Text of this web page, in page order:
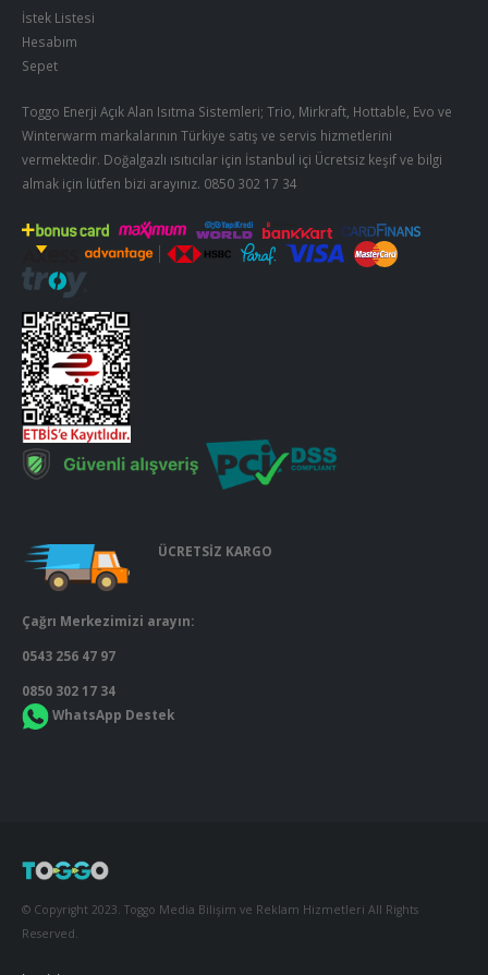
İstek Listesi
Hesabım
Sepet
Toggo Enerji Açık Alan Isıtma Sistemleri; Trio, Mirkraft, Hottable, Evo ve
Winterwarm markalarının Türkiye satış ve servis hizmetlerini
vermektedir. Doğalgazlı ısıtıcılar için İstanbul içi Ücretsiz keşif ve bilgi
almak için lütfen bizi arayınız. 0850 302 17 34
ÜCRETSİZ KARGO
Çağrı Merkezimizi arayın:
0543 256 47 97
0850 302 17 34
WhatsApp Destek
© Copyright 2023. Toggo Media Bilişim ve Reklam Hizmetleri All Rights
Reserved.